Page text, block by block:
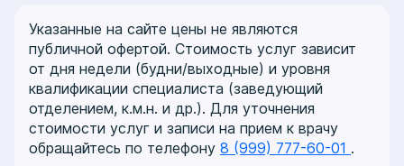
Указанные на сайте цены не являются
публичной офертой. Стоимость услуг зависит
от дня недели (будни/выходные) и уровня
квалификации специалиста (заведующий
отделением, к.м.н. и др.). Для уточнения
стоимости услуг и записи на прием к врачу
обращайтесь по телефону 8 (999) 777-60-01 .